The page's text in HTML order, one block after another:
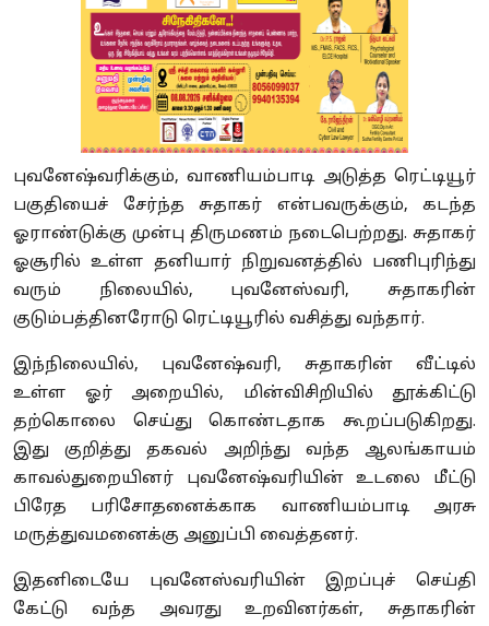
புவனேஷ்வரிக்கும், வாணியம்பாடி அடுத்த ரெட்டியூர்
பகுதியைச் சேர்ந்த சுதாகர் என்பவருக்கும், கடந்த
ஓராண்டுக்கு முன்பு திருமணம் நடைபெற்றது. சுதாகர்
ஓசூரில் உள்ள தனியார் நிறுவனத்தில் பணிபுரிந்து
வரும் நிலையில், புவனேஸ்வரி, சுதாகரின்
குடும்பத்தினரோடு ரெட்டியூரில் வசித்து வந்தார்.
இந்நிலையில், புவனேஷ்வரி, சுதாகரின் வீட்டில்
உள்ள ஓர் அறையில், மின்விசிறியில் தூக்கிட்டு
தற்கொலை செய்து கொண்டதாக கூறப்படுகிறது.
இது குறித்து தகவல் அறிந்து வந்த ஆலங்காயம்
காவல்துறையினர் புவனேஷ்வரியின் உடலை மீட்டு
பிரேத பரிசோதனைக்காக வாணியம்பாடி அரசு
மருத்துவமனைக்கு அனுப்பி வைத்தனர்.
இதனிடையே புவனேஸ்வரியின் இறப்புச் செய்தி
கேட்டு வந்த அவரது உறவினர்கள், சுதாகரின்